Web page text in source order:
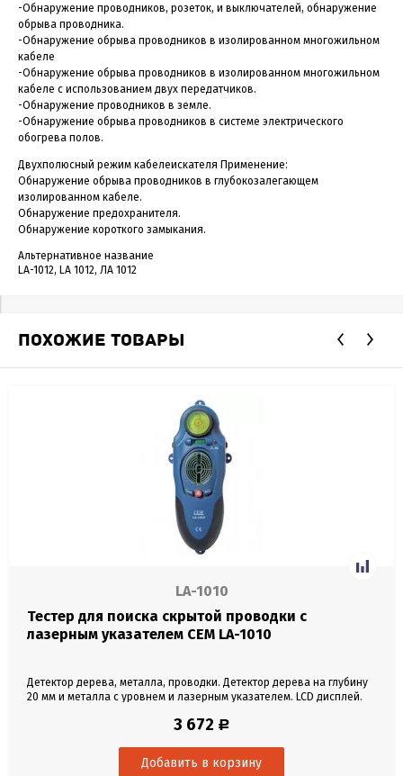
-Обнаружение проводников, розеток, и выключателей, обнаружение
обрыва проводника.
-Обнаружение обрыва проводников в изолированном многожильном
кабеле
-Обнаружение обрыва проводников в изолированном многожильном
кабеле с использованием двух передатчиков.
-Обнаружение проводников в земле.
-Обнаружение обрыва проводников в системе электрического
обогрева полов.
Двухполюсный режим кабелеискателя Применение:
Обнаружение обрыва проводников в глубокозалегающем
изолированном кабеле.
Обнаружение предохранителя.
Обнаружение короткого замыкания.
Альтернативное название
LA-1012, LA 1012, ЛА 1012
ПОХОЖИЕ ТОВАРЫ
LA-1010
Тестер для поиска скрытой проводки с
лазерным указателем CEM LA-1010
Детектор дерева, металла, проводки. Детектор дерева на глубину
20 мм и металла с уровнем и лазерным указателем. LCD дисплей.
3 672 Р